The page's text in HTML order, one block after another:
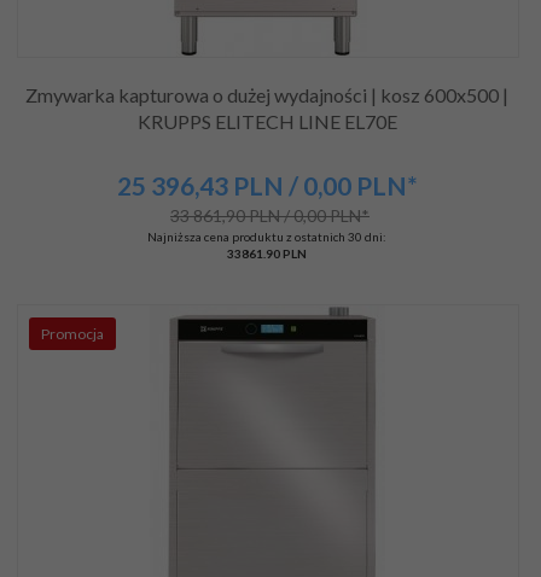
Zmywarka kapturowa o dużej wydajności | kosz 600x500 |
KRUPPS ELITECH LINE EL70E
25 396,43PLN / 0,00 PLN*
33 861,90 PLN / 0,00 PLN*
Najniższa cena produktu z ostatnich 30 dni:
33861.90 PLN
Promocja